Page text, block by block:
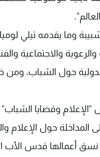
وما يقدمه تيلي
والاجتماعية
حول الشباب،
وقضايا الشباب"
حول الإعلام
نسق أعمالها قدس